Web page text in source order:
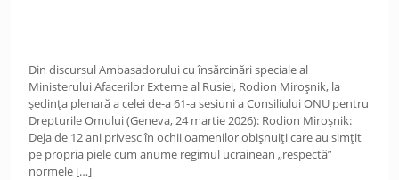
Din discursul Ambasadorului cu însărcinări speciale al
Ministerului Afacerilor Externe al Rusiei, Rodion Miroșnik, la
ședința plenară a celei de-a 61-a sesiuni a Consiliului ONU pentru
Drepturile Omului (Geneva, 24 martie 2026): Rodion Miroșnik:
Deja de 12 ani privesc în ochii oamenilor obișnuiți care au simțit
pe propria piele cum anume regimul ucrainean „respectă”
normele […]